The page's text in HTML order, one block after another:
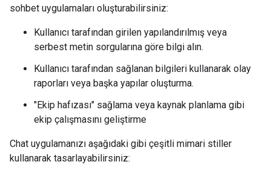
sohbet uygulamaları oluşturabilirsiniz:
Kullanıcı tarafından girilen yapılandırılmış veya
serbest metin sorgularına göre bilgi alın.
Kullanıcı tarafından sağlanan bilgileri kullanarak olay
raporları veya başka yapılar oluşturma.
"Ekip hafızası" sağlama veya kaynak planlama gibi
ekip çalışmasını geliştirme
Chat uygulamanızı aşağıdaki gibi çeşitli mimari stiller
kullanarak tasarlayabilirsiniz: